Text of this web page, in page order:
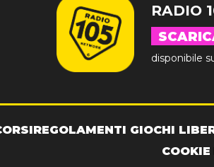
RADIO
disponibile
REGOLAMENTI GIOCHI